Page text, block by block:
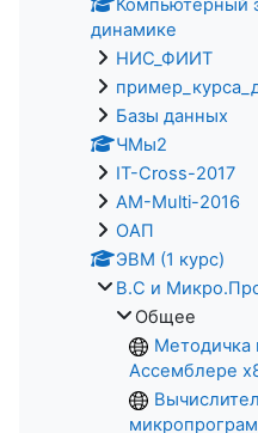
Компьютерный
динамике
НИС_ФИИТ
Базы данных
ЧМы2
IT-Cross-2017
AM-Multi-2016
ОАП
ЭВМ (1 курс)
В.С и
Общее
Методичка
Ассемблере